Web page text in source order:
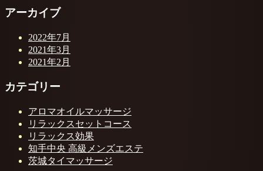
アーカイブ
2022年7月
2021年3月
2021年2月
カテゴリー
アロマオイルマッサージ
リラックスセットコース
リラックス効果
知手中央 高級メンズエステ
茨城タイマッサージ